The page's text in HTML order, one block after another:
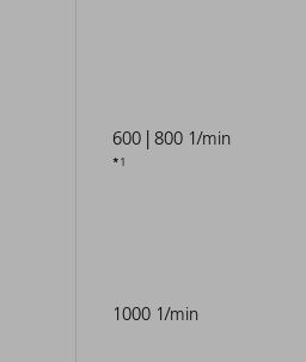
600 | 800 1/min
1
1000 1/min